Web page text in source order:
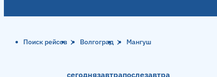
Поиск рейсов Волгоград Мангуш
сегоднязавтрапослезавтра